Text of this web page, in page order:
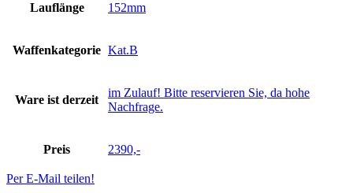
Lauflänge 152mm
Waffenkategorie Kat.B
Ware ist derzeit
im Zulauf! Bitte reservieren Sie, da hohe
Nachfrage.
Preis 2390,-
Per E-Mail teilen!